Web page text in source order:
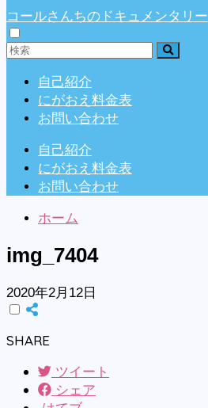
コールさんちのドキュメンタリー
自己紹介
にがおえ料金表
お問い合わせ
自己紹介
にがおえ料金表
お問い合わせ
ホーム
img_7404
2020年2月12日
SHARE
ツイート
シェア